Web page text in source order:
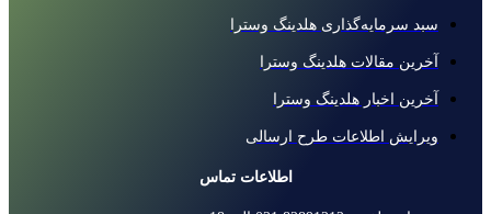
سبد سرمایه‌گذاری هلدینگ وسترا
آخرین مقالات هلدینگ وسترا
آخرین اخبار هلدینگ وسترا
ویرایش اطلاعات طرح ارسالی
اطلاعات تماس